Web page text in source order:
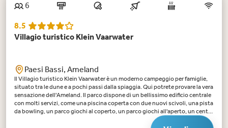
6
8.5
Villagio turistico Klein Vaarwater
Paesi Bassi, Ameland
Il Villagio turistico Klein Vaarwater è un moderno campeggio per famiglie,
situato tra le dune e a pochi passi dalla spiaggia. Qui potrete provare la vera
sensazione dell'Ameland. Il parco dispone di un bellissimo edificio centrale
con molti servizi, come una piscina coperta con due nuovi scivoli, una pista
da bowling, un parco giochi al coperto, un parco giochi all'aperto, un centro
fitness e un supermercato. Il parco ha il suo ristorante De Huyskamer, dove